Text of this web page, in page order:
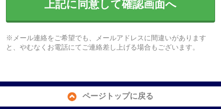
上記に同意して確認画面へ
※メール連絡をご希望でも、メールアドレスに間違いがあります
と、やむなくお電話にてご連絡差し上げる場合もございます。
ページトップに戻る